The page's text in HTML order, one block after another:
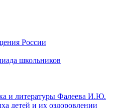
России
школьников
и литературы Фалеева И.Ю.
детей и их оздоровлении